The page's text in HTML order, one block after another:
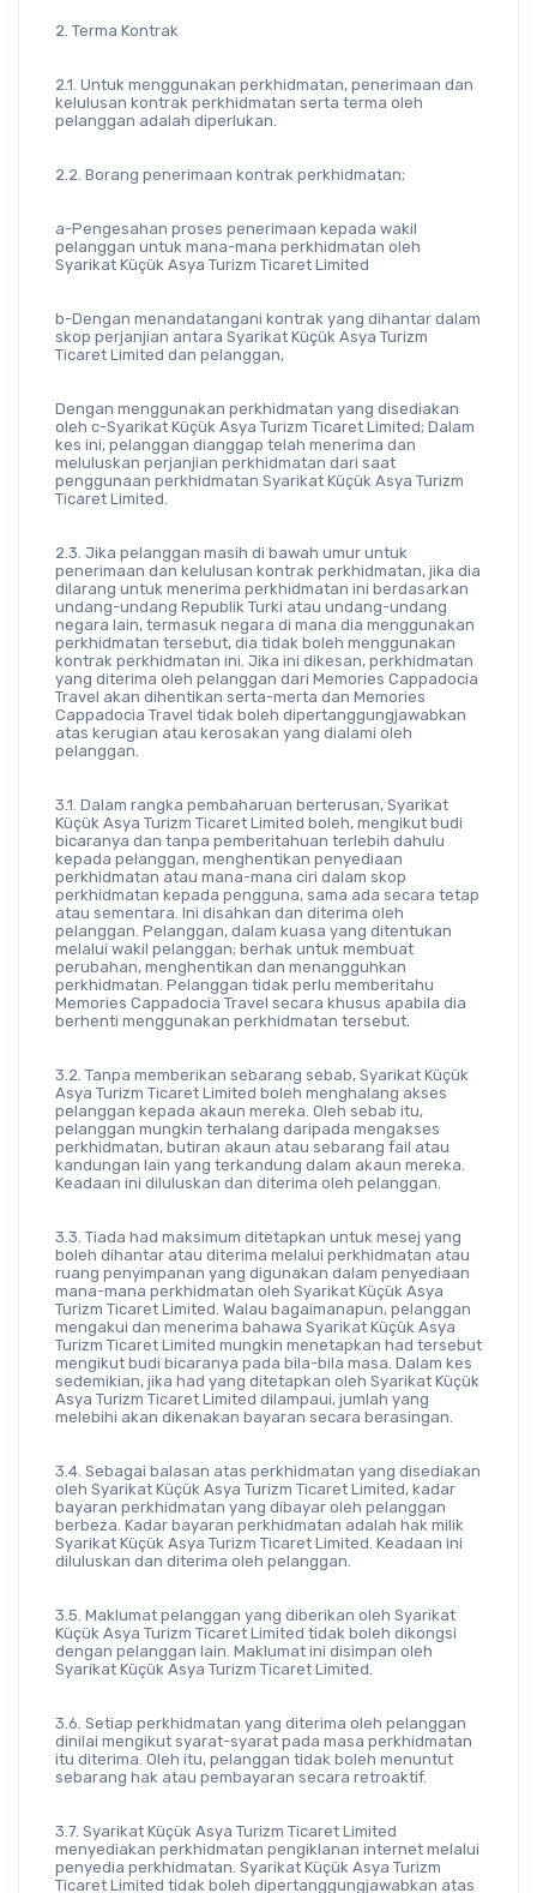
2. Terma Kontrak
2.1. Untuk menggunakan perkhidmatan, penerimaan dan
kelulusan kontrak perkhidmatan serta terma oleh
pelanggan adalah diperlukan.
2.2. Borang penerimaan kontrak perkhidmatan;
a-Pengesahan proses penerimaan kepada wakil
pelanggan untuk mana-mana perkhidmatan oleh
Syarikat Küçük Asya Turizm Ticaret Limited
b-Dengan menandatangani kontrak yang dihantar dalam
skop perjanjian antara Syarikat Küçük Asya Turizm
Ticaret Limited dan pelanggan,
Dengan menggunakan perkhidmatan yang disediakan
oleh c-Syarikat Küçük Asya Turizm Ticaret Limited; Dalam
kes ini, pelanggan dianggap telah menerima dan
meluluskan perjanjian perkhidmatan dari saat
penggunaan perkhidmatan Syarikat Küçük Asya Turizm
Ticaret Limited.
2.3. Jika pelanggan masih di bawah umur untuk
penerimaan dan kelulusan kontrak perkhidmatan, jika dia
dilarang untuk menerima perkhidmatan ini berdasarkan
undang-undang Republik Turki atau undang-undang
negara lain, termasuk negara di mana dia menggunakan
perkhidmatan tersebut, dia tidak boleh menggunakan
kontrak perkhidmatan ini. Jika ini dikesan, perkhidmatan
yang diterima oleh pelanggan dari Memories Cappadocia
Travel akan dihentikan serta-merta dan Memories
Cappadocia Travel tidak boleh dipertanggungjawabkan
atas kerugian atau kerosakan yang dialami oleh
pelanggan.
3.1. Dalam rangka pembaharuan berterusan, Syarikat
Küçük Asya Turizm Ticaret Limited boleh, mengikut budi
bicaranya dan tanpa pemberitahuan terlebih dahulu
kepada pelanggan, menghentikan penyediaan
perkhidmatan atau mana-mana ciri dalam skop
perkhidmatan kepada pengguna, sama ada secara tetap
atau sementara. Ini disahkan dan diterima oleh
pelanggan. Pelanggan, dalam kuasa yang ditentukan
melalui wakil pelanggan; berhak untuk membuat
perubahan, menghentikan dan menangguhkan
perkhidmatan. Pelanggan tidak perlu memberitahu
Memories Cappadocia Travel secara khusus apabila dia
berhenti menggunakan perkhidmatan tersebut.
3.2. Tanpa memberikan sebarang sebab, Syarikat Küçük
Asya Turizm Ticaret Limited boleh menghalang akses
pelanggan kepada akaun mereka. Oleh sebab itu,
pelanggan mungkin terhalang daripada mengakses
perkhidmatan, butiran akaun atau sebarang fail atau
kandungan lain yang terkandung dalam akaun mereka.
Keadaan ini diluluskan dan diterima oleh pelanggan.
3.3. Tiada had maksimum ditetapkan untuk mesej yang
boleh dihantar atau diterima melalui perkhidmatan atau
ruang penyimpanan yang digunakan dalam penyediaan
mana-mana perkhidmatan oleh Syarikat Küçük Asya
Turizm Ticaret Limited. Walau bagaimanapun, pelanggan
mengakui dan menerima bahawa Syarikat Küçük Asya
Turizm Ticaret Limited mungkin menetapkan had tersebut
mengikut budi bicaranya pada bila-bila masa. Dalam kes
sedemikian, jika had yang ditetapkan oleh Syarikat Küçük
Asya Turizm Ticaret Limited dilampaui, jumlah yang
melebihi akan dikenakan bayaran secara berasingan.
3.4. Sebagai balasan atas perkhidmatan yang disediakan
oleh Syarikat Küçük Asya Turizm Ticaret Limited, kadar
bayaran perkhidmatan yang dibayar oleh pelanggan
berbeza. Kadar bayaran perkhidmatan adalah hak milik
Syarikat Küçük Asya Turizm Ticaret Limited. Keadaan ini
diluluskan dan diterima oleh pelanggan.
3.5. Maklumat pelanggan yang diberikan oleh Syarikat
Küçük Asya Turizm Ticaret Limited tidak boleh dikongsi
dengan pelanggan lain. Maklumat ini disimpan oleh
Syarikat Küçük Asya Turizm Ticaret Limited.
3.6. Setiap perkhidmatan yang diterima oleh pelanggan
dinilai mengikut syarat-syarat pada masa perkhidmatan
itu diterima. Oleh itu, pelanggan tidak boleh menuntut
sebarang hak atau pembayaran secara retroaktif.
3.7. Syarikat Küçük Asya Turizm Ticaret Limited
menyediakan perkhidmatan pengiklanan internet melalui
penyedia perkhidmatan. Syarikat Küçük Asya Turizm
Ticaret Limited tidak boleh dipertanggungjawabkan atas